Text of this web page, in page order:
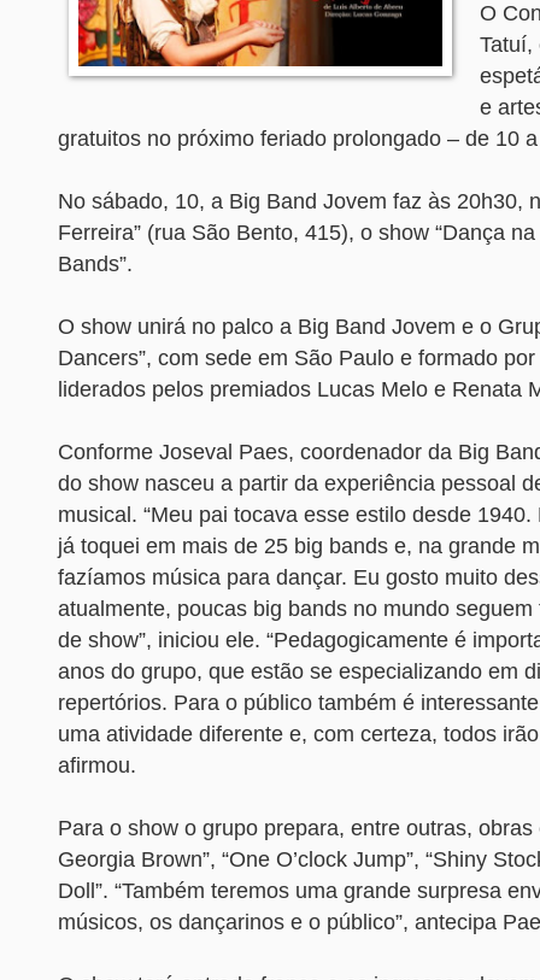
O
Tatuí,
e
gratuitos no próximo feriado prolongado – de 10
No sábado, 10, a Big Band Jovem faz às 20h30,
Ferreira” (rua São Bento, 415), o show “Dança
Bands”.
O show unirá no palco a Big Band Jovem e o
Dancers”, com sede em São Paulo e formado
liderados pelos premiados Lucas Melo e Renata
Conforme Joseval Paes, coordenador da Big
do show nasceu a partir da experiência pessoal
musical. “Meu pai tocava esse estilo desde
já toquei em mais de 25 big bands e, na grande
fazíamos música para dançar. Eu gosto muito
atualmente, poucas big bands no mundo
de show”, iniciou ele. “Pedagogicamente é
anos do grupo, que estão se especializando em
repertórios. Para o público também é
uma atividade diferente e, com certeza, todos
afirmou.
Para o show o grupo prepara, entre outras, obras
Georgia Brown”, “One O’clock Jump”, “Shiny
Doll”. “Também teremos uma grande surpresa
músicos, os dançarinos e o público”, antecipa